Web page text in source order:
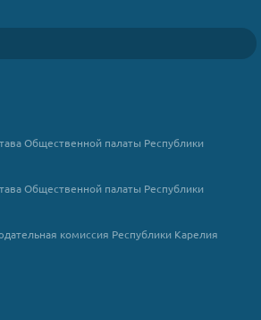
Общественной палаты Республики
Общественной палаты Республики
комиссия Республики Карелия